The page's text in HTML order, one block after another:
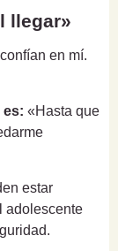
llegar»
en mí.
es: «Hasta que
estar
adolescente